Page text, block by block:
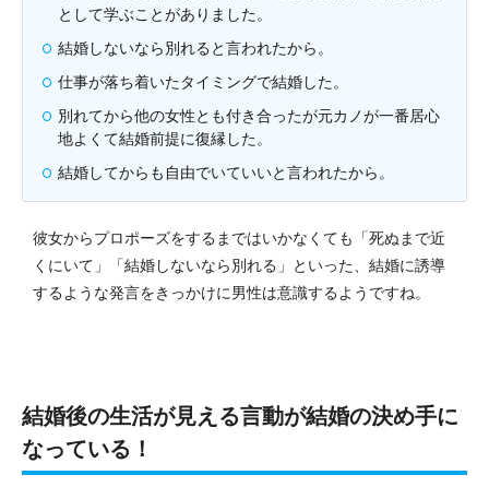
として学ぶことがありました。
結婚しないなら別れると言われたから。
仕事が落ち着いたタイミングで結婚した。
別れてから他の女性とも付き合ったが元カノが一番居心
地よくて結婚前提に復縁した。
結婚してからも自由でいていいと言われたから。
彼女からプロポーズをするまではいかなくても「死ぬまで近
くにいて」「結婚しないなら別れる 」といった、結婚に誘導
するような発言をきっかけに男性は意識するようですね。
結婚後の生活が見える言動が結婚の決め手に
なっている！